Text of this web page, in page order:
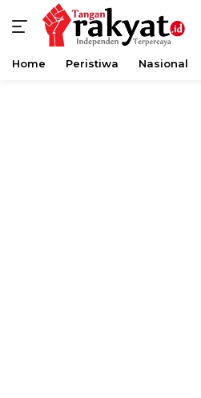
Langsung
Home Peristiwa Nasional